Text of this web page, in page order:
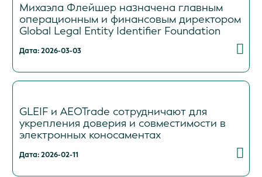
Михаэла Флейшер назначена главным
операционным и финансовым директором
Global Legal Entity Identifier Foundation
Дата: 2026-03-03
GLEIF и AEOTrade сотрудничают для
укрепления доверия и совместимости в
электронных коносаментах
Дата: 2026-02-11